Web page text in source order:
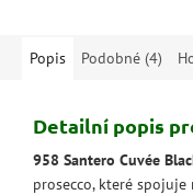
Popis Podobné (4)
Detailní popis
958 Santero Cuvée
prosecco, které